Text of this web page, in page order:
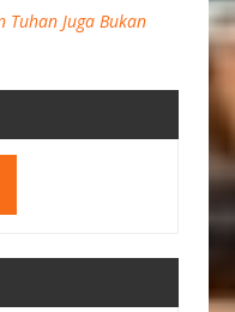
Juga Bukan